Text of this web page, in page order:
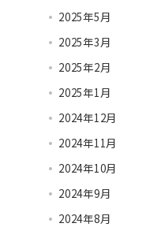
2025年5月
2025年3月
2025年2月
2025年1月
2024年12月
2024年11月
2024年10月
2024年9月
2024年8月